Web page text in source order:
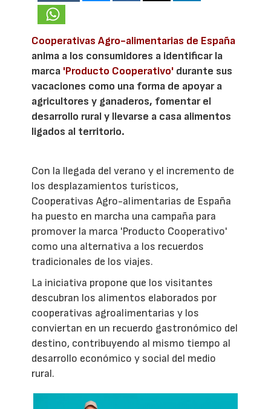
Cooperativas Agro-alimentarias de España
anima a los consumidores a identificar la
marca 'Producto Cooperativo' durante sus
vacaciones como una forma de apoyar a
agricultores y ganaderos, fomentar el
desarrollo rural y llevarse a casa alimentos
ligados al territorio.
Con la llegada del verano y el incremento de
los desplazamientos turísticos,
Cooperativas Agro-alimentarias de España
ha puesto en marcha una campaña para
promover la marca 'Producto Cooperativo'
como una alternativa a los recuerdos
tradicionales de los viajes.
La iniciativa propone que los visitantes
descubran los alimentos elaborados por
cooperativas agroalimentarias y los
conviertan en un recuerdo gastronómico del
destino, contribuyendo al mismo tiempo al
desarrollo económico y social del medio
rural.